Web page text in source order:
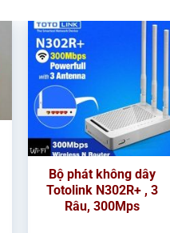
Bộ phát không dây
Totolink N302R+ , 3
Râu, 300Mps